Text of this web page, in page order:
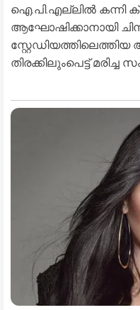
ഐ.പി.എല്ലിൽ കന്നി
ആഘോഷിക്കാനായി
സ്റ്റേഡിയത്തിലെത്തിയ
തിരക്കിലുംപെട്ട്